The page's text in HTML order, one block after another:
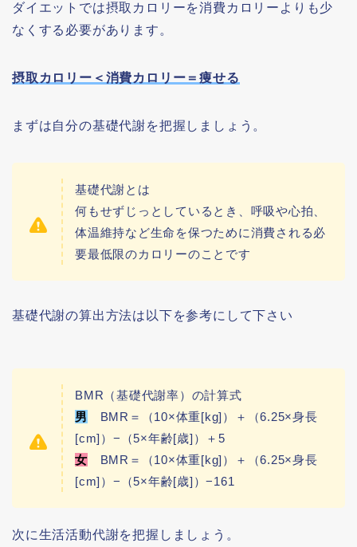
ダイエットでは摂取カロリーを消費カロリーよりも少
なくする必要があります。
摂取カロリー＜消費カロリー＝痩せる
まずは自分の基礎代謝を把握しましょう。
基礎代謝とは
何もせずじっとしているとき、呼吸や心拍、
体温維持など生命を保つために消費される必
要最低限のカロリーのことです
基礎代謝の算出方法は以下を参考にして下さい
BMR（基礎代謝率）の計算式
男
BMR＝（10×体重[kg]）＋（6.25×身長
[cm]）−（5×年齢[歳]）＋5
女 BMR＝（10×体重[kg]）＋（6.25×身長
[cm]）−（5×年齢[歳]）−161
次に生活活動代謝を把握しましょう。